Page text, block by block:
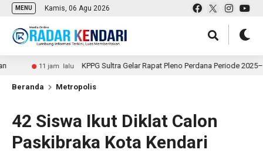
MENU Kamis, 06 Agu 2026
11 jam lalu KPPG Sultra Gelar Rapat Pleno Perdana Periode
Beranda Metropolis
42 Siswa Ikut Diklat Calon
Paskibraka Kota Kendari